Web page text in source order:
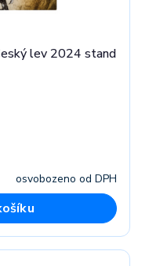
lev 2024 stand
osvobozeno od DPH